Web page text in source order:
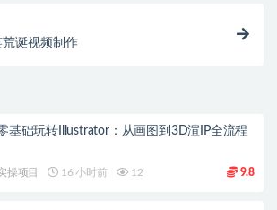
诞视频制作
基础玩转Illustrator：从画图到3D渲IP全流程
操项目 16 小时前 12 9.8